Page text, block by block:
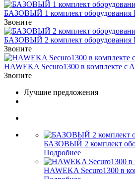
БАЗОВЫЙ 1 комплект оборудования
Звоните
БАЗОВЫЙ 2 комплект оборудования
Звоните
HAWEKA Securo1300 в комплекте c
Звоните
Лучшие предложения
БАЗОВЫЙ 2 комплект
Подробнее
HAWEKA Securo1300 в